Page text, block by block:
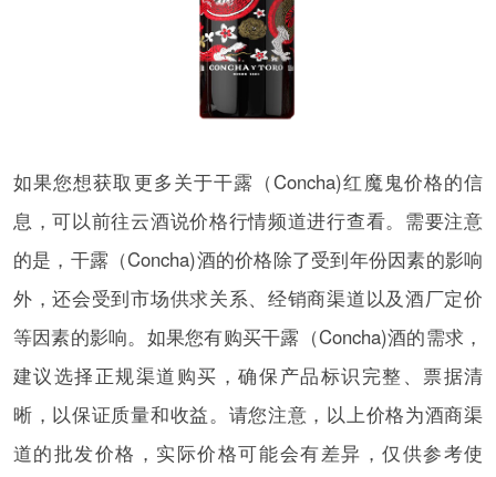
如果您想获取更多关于干露（Concha)红魔鬼价格的信
息，可以前往云酒说价格行情频道进行查看。需要注意
的是，干露（Concha)酒的价格除了受到年份因素的影响
外，还会受到市场供求关系、经销商渠道以及酒厂定价
等因素的影响。如果您有购买干露（Concha)酒的需求，
建议选择正规渠道购买，确保产品标识完整、票据清
晰，以保证质量和收益。请您注意，以上价格为酒商渠
道的批发价格，实际价格可能会有差异，仅供参考使